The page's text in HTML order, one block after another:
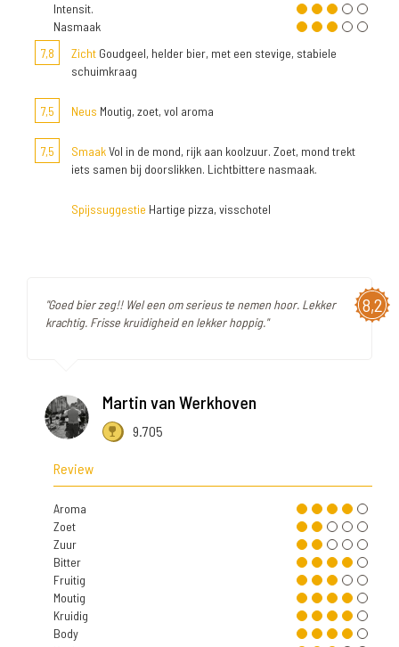
Intensit.
Nasmaak
7,8
Zicht Goudgeel, helder bier, met een stevige, stabiele
schuimkraag
7,5 Neus Moutig, zoet, vol aroma
7,5 SmaakVol in de mond, rijk aan koolzuur. Zoet, mond trekt
iets samen bij doorslikken. Lichtbittere nasmaak.
Spijssuggestie Hartige pizza, visschotel
8,2
"Goed bier zeg!! Wel een om serieus te nemen hoor. Lekker
krachtig. Frisse kruidigheid en lekker hoppig."
Martin van Werkhoven
9.705
Review
Aroma
Zoet
Zuur
Bitter
Fruitig
Moutig
Kruidig
Body